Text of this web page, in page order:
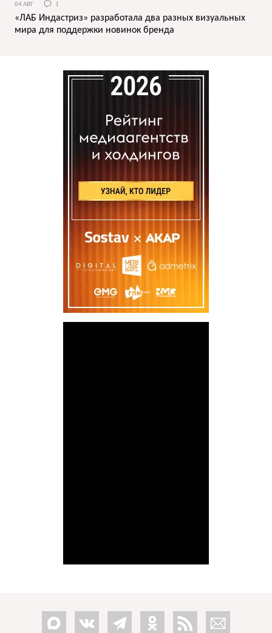
04 АВГ 1
«ЛАБ Индастриз» разработала два разных визуальных
мира для поддержки новинок бренда